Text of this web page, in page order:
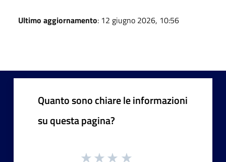
Ultimo aggiornamento: 12 giugno 2026, 10:56
Quanto sono chiare le informazioni
su questa pagina?